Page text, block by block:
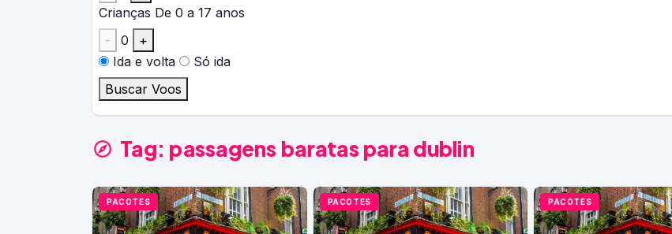
Crianças De 0 a 17 anos
-
0
+
Ida e volta
Só ida
Buscar Voos
Tag: passagens baratas para dublin
PACOTES PACOTES PACOTES